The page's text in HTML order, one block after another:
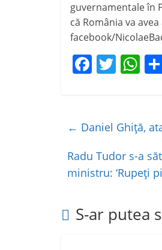
guvernamentale în
că România va
facebook/
F
e
o
o
T
er
W
s
A
p
p
← Daniel Ghiţă,
Radu Tudor s-a
ministru: ‘Rupeți
S-ar putea